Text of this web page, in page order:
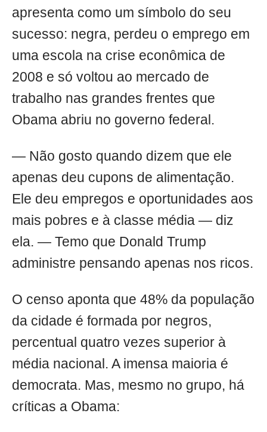
apresenta como um símbolo do seu
sucesso: negra, perdeu o emprego em
uma escola na crise econômica de
2008 e só voltou ao mercado de
trabalho nas grandes frentes que
Obama abriu no governo federal.
— Não gosto quando dizem que ele
apenas deu cupons de alimentação.
Ele deu empregos e oportunidades aos
mais pobres e à classe média — diz
ela. — Temo que Donald Trump
administre pensando apenas nos ricos.
O censo aponta que 48% da população
da cidade é formada por negros,
percentual quatro vezes superior à
média nacional. A imensa maioria é
democrata. Mas, mesmo no grupo, há
críticas a Obama: